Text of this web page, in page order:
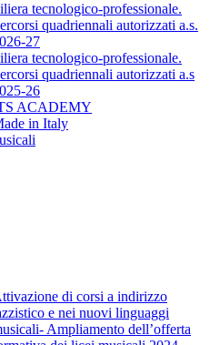
tecnologico-professionale.
quadriennali autorizzati a.s.
27
tecnologico-professionale.
quadriennali autorizzati a.s
26
ACADEMY
in Italy
di corsi a indirizzo
e nei nuovi linguaggi
Ampliamento dell’offerta